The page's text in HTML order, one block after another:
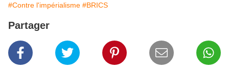
#Contre l'impérialisme #BRICS
Partager